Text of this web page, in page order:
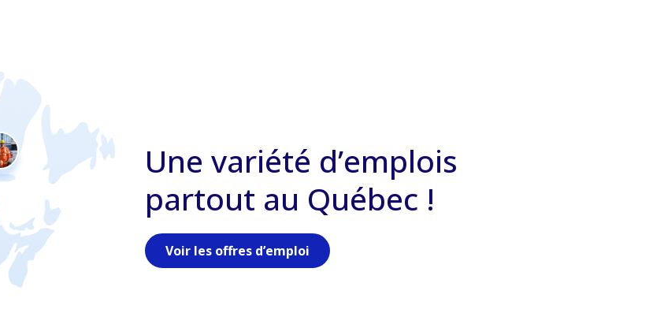
Une variété d’emplois
partout au Québec !
Voir les offres d’emploi